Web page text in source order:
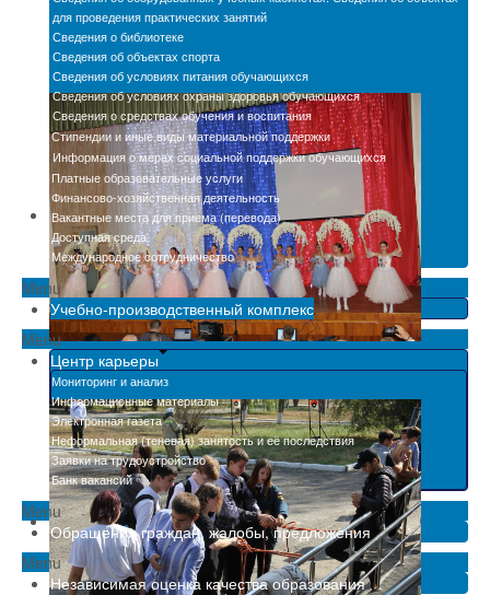
для проведения практических занятий
Сведения о библиотеке
Сведения об объектах спорта
Сведения об условиях питания обучающихся
Сведения об условиях охраны здоровья обучающихся
Сведения о средствах обучения и воспитания
Стипендии и иные виды материальной поддержки
Информация о мерах социальной поддержки обучающихся
Платные образовательные услуги
Финансово-хозяйственная деятельность
Вакантные места для приема (перевода)
Доступная среда
Международное сотрудничество
Menu
Учебно-производственный комплекс
Menu
Центр карьеры
Мониторинг и анализ
Информационные материалы
Электронная газета
Неформальная (теневая) занятость и её последствия
Заявки на трудоустройство
Банк вакансий
Menu
Обращения граждан, жалобы, предложения
Menu
Независимая оценка качества образования